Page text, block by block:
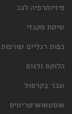
פיזיותרפיה לגב
שיטת מקנזי
כפות רגליים שורפות
הלוקס ולגוס
שבר בקרסול
אוסטאוארטריטיס